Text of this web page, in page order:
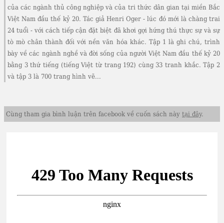
của các ngành thủ công nghiệp và của tri thức dân gian tại miền Bắc
Việt Nam đầu thế kỷ 20. Tác giả Henri Oger - lúc đó mới là chàng trai
24 tuổi - với cách tiếp cận đặt biệt đã khơi gợi hứng thú thực sự và sự
tò mò chân thành đối với nền văn hóa khác. Tập 1 là ghi chú, trình
bày về các ngành nghề và đời sống của người Việt Nam đầu thế kỷ 20
bằng 3 thứ tiếng (tiếng Việt từ trang 192) cùng 33 tranh khắc. Tập 2
và tập 3 là 700 trang hình vẽ...
Cùng tham gia bình luận trên facebook về cuốn sách này tại đây.